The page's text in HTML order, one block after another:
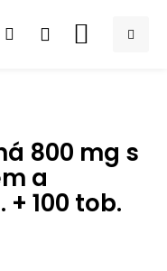
NÁKUPNÍ
800 mg s
a
+ 100 tob.